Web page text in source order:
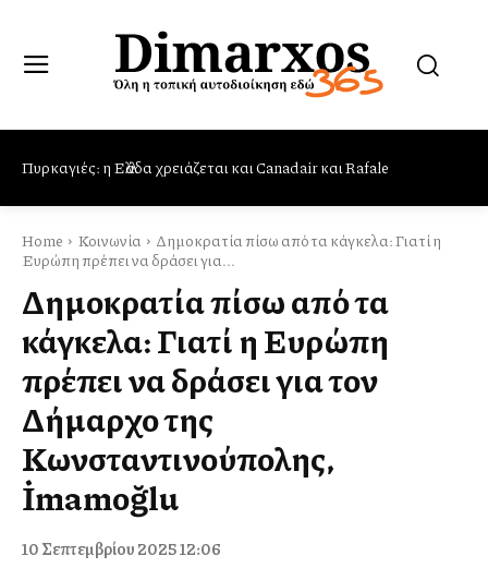
Πυρκαγιές: η Ελλάδα χρειάζεται και Canadair και Rafale
Home Κοινωνία
Δημοκρατία πίσω από τα κάγκελα: Γιατί η
Ευρώπη πρέπει να δράσει για...
Δημοκρατία πίσω από τα
κάγκελα: Γιατί η Ευρώπη
πρέπει να δράσει για τον
Δήμαρχο της
Κωνσταντινούπολης,
İmamoğlu
10 Σεπτεμβρίου 2025 12:06